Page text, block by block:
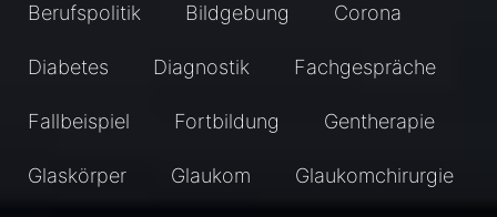
Berufspolitik Bildgebung Corona
Diabetes Diagnostik Fachgespräche
Fallbeispiel Fortbildung Gentherapie
Glaskörper Glaukom Glaukomchirurgie